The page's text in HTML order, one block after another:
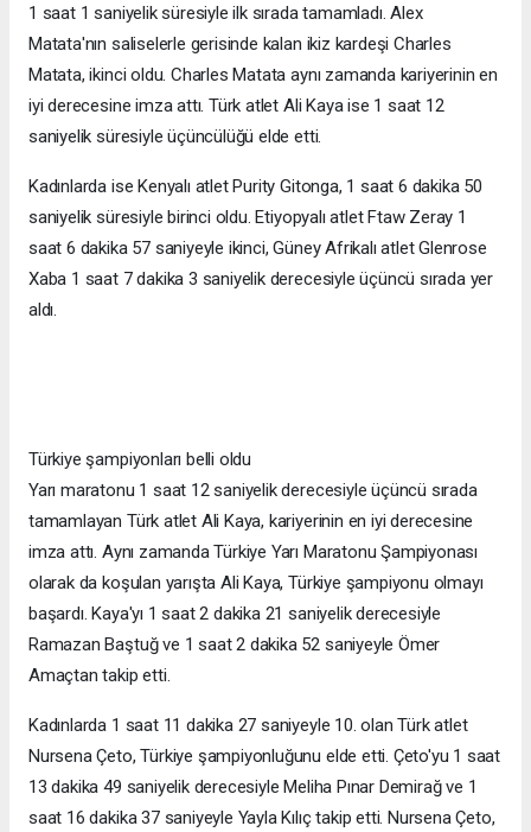
1 saat 1 saniyelik süresiyle ilk sırada tamamladı. Alex
Matata'nın saliselerle gerisinde kalan ikiz kardeşi Charles
Matata, ikinci oldu. Charles Matata aynı zamanda kariyerinin en
iyi derecesine imza attı. Türk atlet Ali Kaya ise 1 saat 12
saniyelik süresiyle üçüncülüğü elde etti.
Kadınlarda ise Kenyalı atlet Purity Gitonga, 1 saat 6 dakika 50
saniyelik süresiyle birinci oldu. Etiyopyalı atlet Ftaw Zeray 1
saat 6 dakika 57 saniyeyle ikinci, Güney Afrikalı atlet Glenrose
Xaba 1 saat 7 dakika 3 saniyelik derecesiyle üçüncü sırada yer
aldı.
Türkiye şampiyonları belli oldu
Yarı maratonu 1 saat 12 saniyelik derecesiyle üçüncü sırada
tamamlayan Türk atlet Ali Kaya, kariyerinin en iyi derecesine
imza attı. Aynı zamanda Türkiye Yarı Maratonu Şampiyonası
olarak da koşulan yarışta Ali Kaya, Türkiye şampiyonu olmayı
başardı. Kaya'yı 1 saat 2 dakika 21 saniyelik derecesiyle
Ramazan Baştuğ ve 1 saat 2 dakika 52 saniyeyle Ömer
Amaçtan takip etti.
Kadınlarda 1 saat 11 dakika 27 saniyeyle 10. olan Türk atlet
Nursena Çeto, Türkiye şampiyonluğunu elde etti. Çeto'yu 1 saat
13 dakika 49 saniyelik derecesiyle Meliha Pınar Demirağ ve 1
saat 16 dakika 37 saniyeyle Yayla Kılıç takip etti. Nursena Çeto,